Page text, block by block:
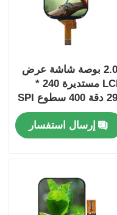
2.01 بوصة شاشة عرض
LCD مستديرة 240 *
296 دقة 400 سطوع SPI
واجهة تشغيل IC
إرسال استفسار